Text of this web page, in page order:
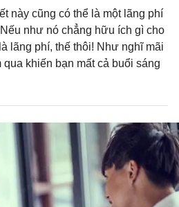
này cũng có thể là một lãng phí
như nó chẳng hữu ích gì cho
lãng phí, thế thôi! Như nghĩ mãi
khiến bạn mất cả buổi sáng